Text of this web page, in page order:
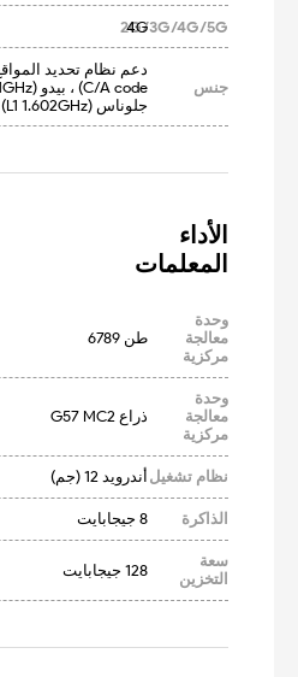
2G/3G/4G/5G
4G
جنس
جلوناس (L1 1.602GHz)
المعلمات
وحدة
معالجة
مركزية
طن 6789
وحدة
معالجة
مركزية
ذراع G57 MC2
نظام تشغيل أندرويد 12 (جم)
الذاكرة 8 جيجابايت
سعة
التخزين
128 جيجابايت